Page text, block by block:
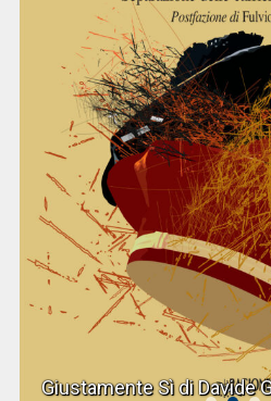
Giustamente Sì di Davide